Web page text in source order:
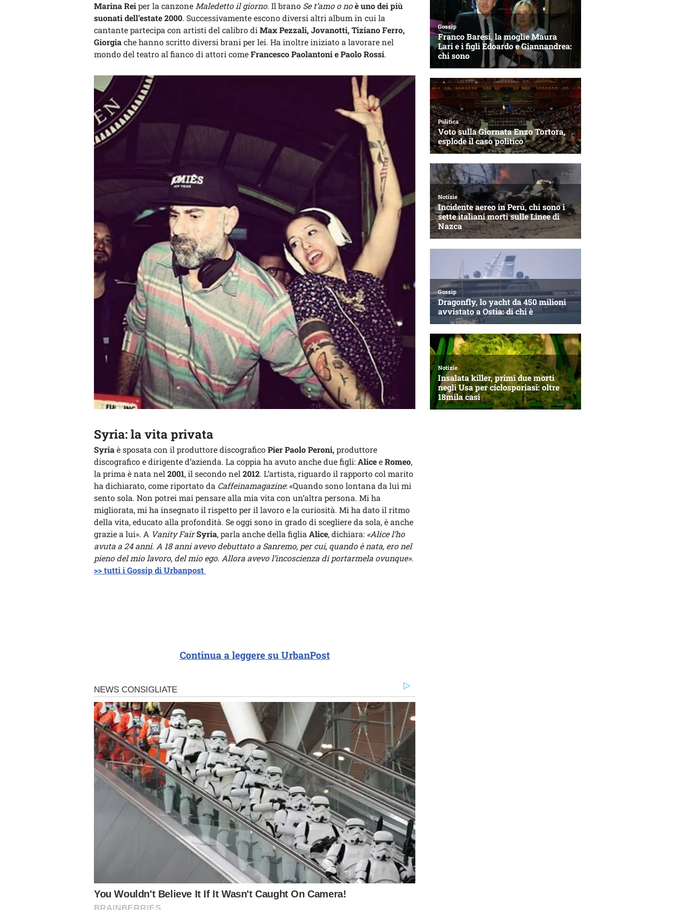
Marina Reiper la canzoneMaledetto il giorno. Il brano Se t’amo o noè uno dei più
suonati dell’estate 2000. Successivamente escono diversi altri album in cui la
cantante partecipa con artisti del calibro diMax Pezzali, Jovanotti, Tiziano Ferro,
Giorgiache hanno scritto diversi brani per lei. Ha inoltre iniziato a lavorare nel
mondo del teatro al fianco di attori comeFrancesco Paolantoni e Paolo Rossi.
Syria: la vita privata
Syriaè sposata con il produttore discograficoPier Paolo Peroni,produttore
discografico e dirigente d’azienda. La coppia ha avuto anche due figli:AliceeRomeo,
la prima è nata nel2001, il secondo nel2012. L’artista, riguardo il rapporto col marito
ha dichiarato, come riportato da Caffeinamagazine: «Quando sono lontana da lui mi
sento sola. Non potrei mai pensare alla mia vita con un’altra persona. Mi ha
migliorata, mi ha insegnato il rispetto per il lavoro e la curiosità. Mi ha dato il ritmo
della vita, educato alla profondità. Se oggi sono in grado di scegliere da sola, è anche
grazie a lui». A Vanity FairSyria, parla anche della figliaAlice, dichiara: «Alice l’ho
avuta a 24 anni. A 18 anni avevo debuttato a Sanremo, per cui, quando è nata, ero nel
pieno del mio lavoro, del mio ego. Allora avevo l’incoscienza di portarmela ovunque».
>> tutti i Gossip di Urbanpost
Continua a leggere su UrbanPost